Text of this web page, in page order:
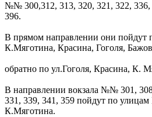
№№ 300,312, 313, 320, 321, 322, 336,
396.
В прямом направлении они пойдут
К.Мяготина, Красина, Гоголя,
обратно по ул.Гоголя, Красина, К.
В направлении вокзала №№ 301,
331, 339, 341, 359 пойдут по улицам
К.Мяготина.